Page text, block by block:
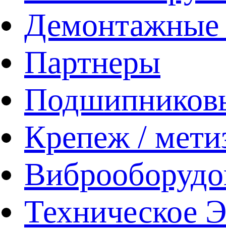
Демонтажные
Партнеры
Крепеж /
Техническое